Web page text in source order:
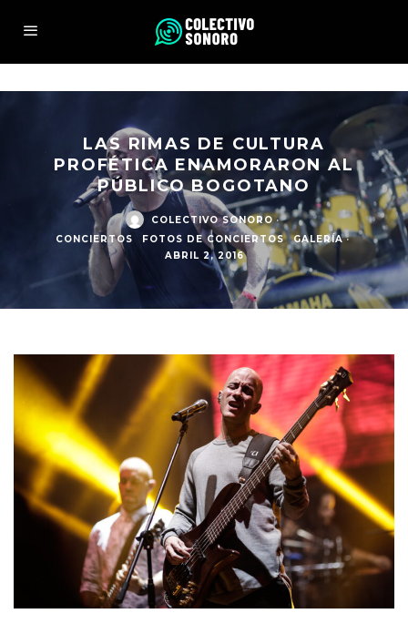
LAS RIMAS DE CULTURA
PROFÉTICA ENAMORARON AL
PÚBLICO BOGOTANO
COLECTIVO SONORO ·
CONCIERTOS
FOTOS DE CONCIERTOS GALERÍA ·
ABRIL 2, 2016